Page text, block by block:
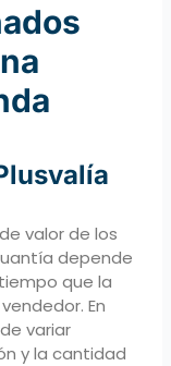
valor de los
depende
que la
En
variar
y la cantidad